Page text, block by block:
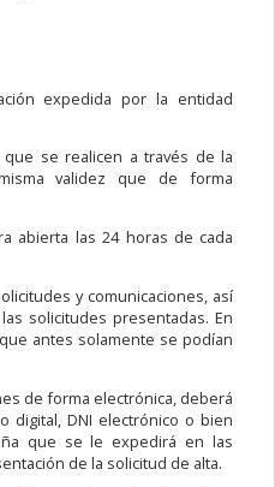
expedida por la entidad
se realicen a través de la
validez que de forma
abierta las 24 horas de cada
y comunicaciones, así
solicitudes presentadas. En
antes solamente se podían
de forma electrónica, deberá
digital, DNI electrónico o bien
que se le expedirá en las
de la solicitud de alta.